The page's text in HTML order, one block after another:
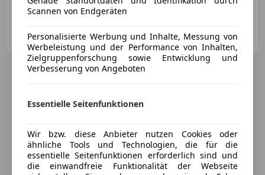
DE-57074 Siegen
Scannen von Endgeräten
Personalisierte Werbung und Inhalte, Messung von
Werbeleistung und der Performance von Inhalten,
Zielgruppenforschung sowie Entwicklung und
Verbesserung von Angeboten
Essentielle Seitenfunktionen
Wir bzw. diese Anbieter nutzen Cookies oder
ähnliche Tools und Technologien, die für die
essentielle Seitenfunktionen erforderlich sind und
die einwandfreie Funktionalität der Webseite